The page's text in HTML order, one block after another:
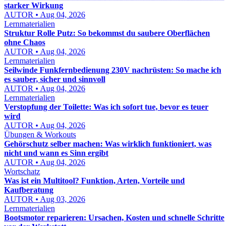
starker Wirkung
AUTOR • Aug 04, 2026
Lernmaterialien
Struktur Rolle Putz: So bekommst du saubere Oberflächen
ohne Chaos
AUTOR • Aug 04, 2026
Lernmaterialien
Seilwinde Funkfernbedienung 230V nachrüsten: So mache ich
es sauber, sicher und sinnvoll
AUTOR • Aug 04, 2026
Lernmaterialien
Verstopfung der Toilette: Was ich sofort tue, bevor es teuer
wird
AUTOR • Aug 04, 2026
Übungen & Workouts
Gehörschutz selber machen: Was wirklich funktioniert, was
nicht und wann es Sinn ergibt
AUTOR • Aug 04, 2026
Wortschatz
Was ist ein Multitool? Funktion, Arten, Vorteile und
Kaufberatung
AUTOR • Aug 03, 2026
Lernmaterialien
Bootsmotor reparieren: Ursachen, Kosten und schnelle Schritte